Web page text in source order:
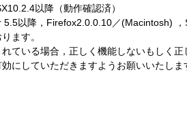
以降（動作確認済）
以降，Firefox2.0.0.10／(Macintosh)
ます。
ている場合，正しく機能しないもしく正
にしていただきますようお願いいたしま